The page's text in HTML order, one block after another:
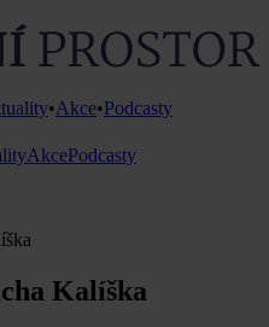
•Akce•Podcasty
AkcePodcasty
Kalíška